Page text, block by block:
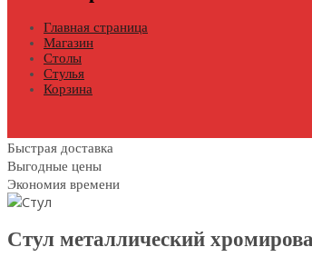
Главная страница
Магазин
Столы
Стулья
Корзина
Быстрая доставка
Выгодные цены
Экономия времени
Стул металлический